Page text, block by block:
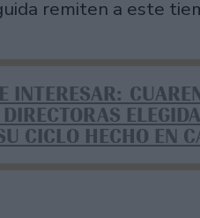
remiten a este
INTERESAR:
CICLO HECHO EN